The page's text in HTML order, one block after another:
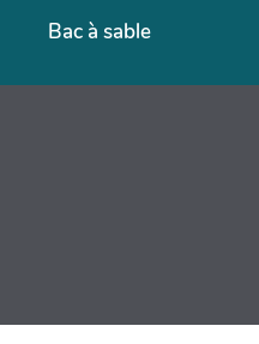
Bac à sable